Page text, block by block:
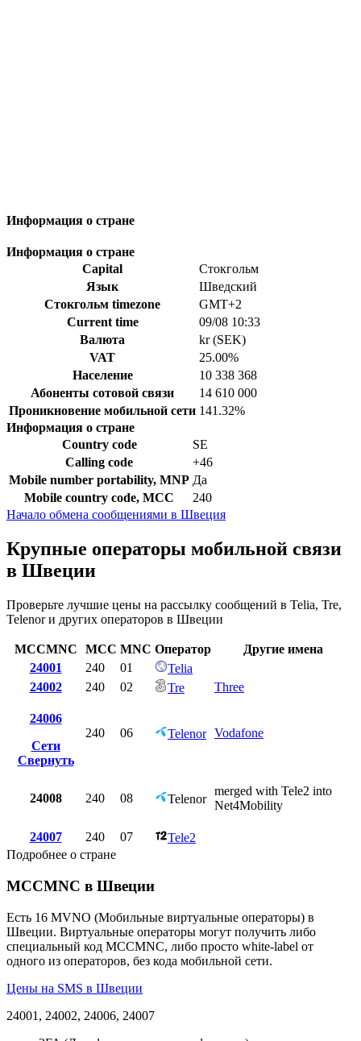
Информация о стране
Информация о стране
Capital
Стокгольм
Язык
Шведский
Стокгольм timezone
GMT+2
Current time
09/08 10:33
Валюта
kr (SEK)
VAT
25.00%
Население
10 338 368
Абоненты сотовой связи
14 610 000
Проникновение мобильной сети 141.32%
Информация о стране
Country code
SE
Calling code
+46
Mobile number portability, MNP Да
Mobile country code, MCC
240
Начало обмена сообщениями в Швеция
Крупные операторы мобильной связи
в Швеции
Проверьте лучшие цены на рассылку сообщений в Telia, Tre,
Telenor и других операторов в Швеции
MCCMNC MCC MNC Оператор
Другие имена
24001
240 01
Telia
24002
240 02 Tre Three
24006
Сети
Свернуть
240 06 Telenor Vodafone
24008 240 08 Telenor
merged with Tele2 into
Net4Mobility
24007 240 07
Tele2
Подробнее о стране
MCCMNC в Швеции
Есть 16 MVNO (Мобильные виртуальные операторы) в
Швеции. Виртуальные операторы могут получить либо
специальный код MCCMNC, либо просто white-label от
одного из операторов, без кода мобильной сети.
Цены на SMS в Швеции
24001, 24002, 24006, 24007